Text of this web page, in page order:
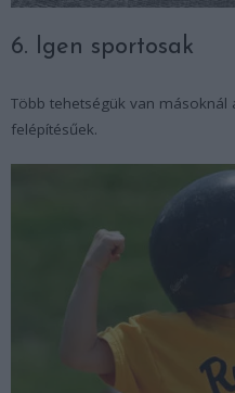
6. Igen sportosak
Több tehetségük van
felépítésűek.